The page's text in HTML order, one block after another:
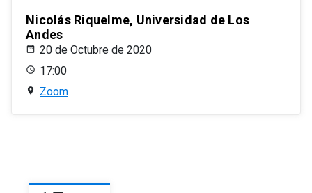
Nicolás Riquelme, Universidad de Los
Andes
20 de Octubre de 2020
17:00
Zoom